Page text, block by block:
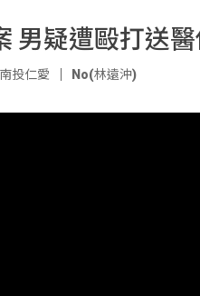
男疑遭毆打送
南投仁愛 No(林遠沖)